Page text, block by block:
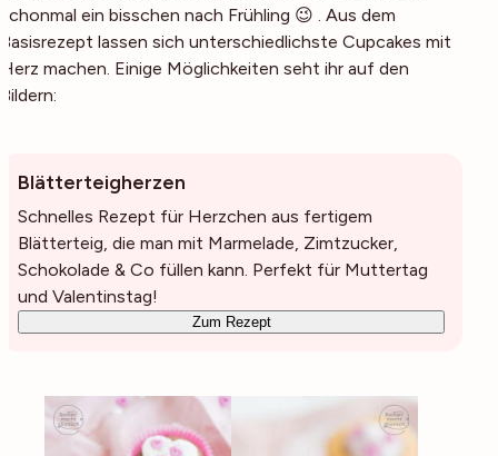
schonmal ein bisschen nach Frühling 😉 . Aus dem
Basisrezept lassen sich unterschiedlichste Cupcakes mit
Herz machen. Einige Möglichkeiten seht ihr auf den
Bildern:
Blätterteigherzen
Schnelles Rezept für Herzchen aus fertigem
Blätterteig, die man mit Marmelade, Zimtzucker,
Schokolade & Co füllen kann. Perfekt für Muttertag
und Valentinstag!
Zum Rezept